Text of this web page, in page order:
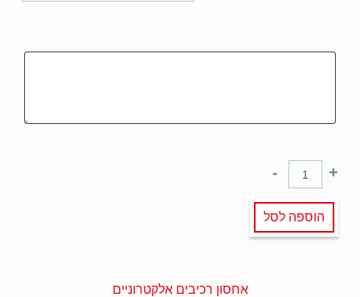
+
-
הוספה לסל
אחסון רכיבים אלקטרוניים